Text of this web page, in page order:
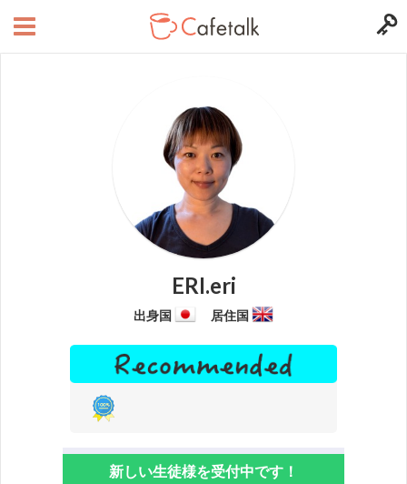
ERI.eri
出身国 居住国
新しい生徒様を受付中です！